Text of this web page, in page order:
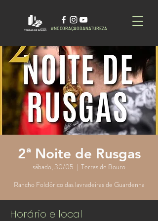
#NOCORAÇÃODANATUREZA
2ª Noite de Rusgas
sábado, 30/05
  |
Terras de Bouro
Rancho Folclórico das lavradeiras de Guardenha
Horário e local